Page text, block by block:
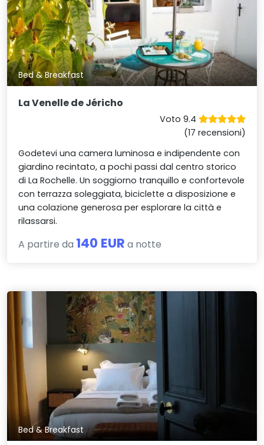
Bed & Breakfast
La Venelle de Jéricho
Voto 9.4
(17 recensioni)
Godetevi una camera luminosa e indipendente con
giardino recintato, a pochi passi dal centro storico
di La Rochelle. Un soggiorno tranquillo e confortevole
con terrazza soleggiata, biciclette a disposizione e
una colazione generosa per esplorare la città e
rilassarsi.
A partire da 140 EUR a notte
Bed & Breakfast